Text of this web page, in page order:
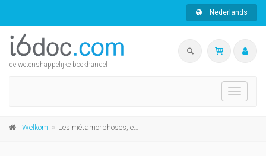
Nederlands
de wetenshappelijke boekhandel
Toggle
Welkom Les métamorphoses, entre fiction et notion